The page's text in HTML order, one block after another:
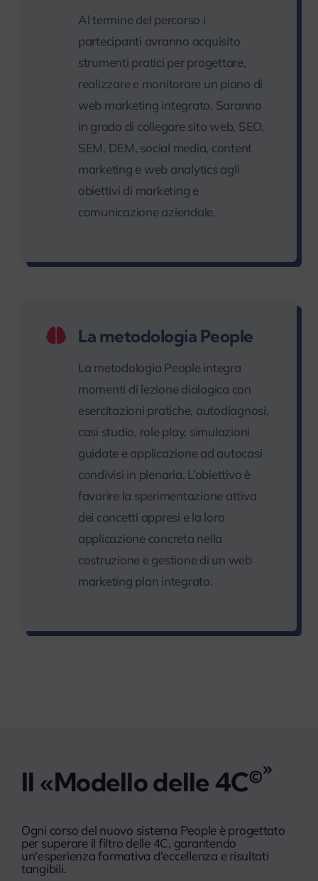
Al termine del percorso i
partecipanti avranno acquisito
strumenti pratici per progettare,
realizzare e monitorare un piano di
web marketing integrato. Saranno
in grado di collegare sito web, SEO,
SEM, DEM, social media, content
marketing e web analytics agli
obiettivi di marketing e
comunicazione aziendale.
La metodologia People
La metodologia People integra
momenti di lezione dialogica con
esercitazioni pratiche, autodiagnosi,
casi studio, role play, simulazioni
guidate e applicazione ad autocasi
condivisi in plenaria. L’obiettivo è
favorire la sperimentazione attiva
dei concetti appresi e la loro
applicazione concreta nella
costruzione e gestione di un web
marketing plan integrato.
Il «Modello delle 4C©»
Ogni corso del nuovo sistema People è progettato
per superare il filtro delle 4C, garantendo
un'esperienza formativa d'eccellenza e risultati
tangibili.